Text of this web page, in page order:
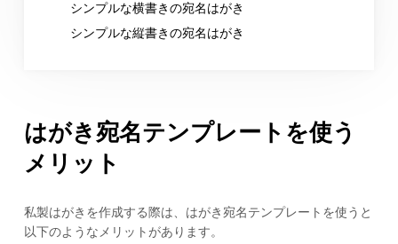
シンプルな横書きの宛名はがき
シンプルな縦書きの宛名はがき
はがき宛名テンプレートを使う
メリット
私製はがきを作成する際は、はがき宛名テンプレートを使うと
以下のようなメリットがあります。